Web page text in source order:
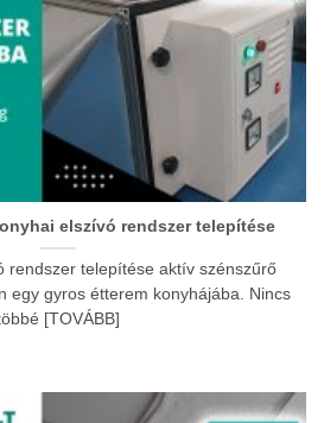
elszívó rendszer telepítése
rendszer telepítése aktív szénszűrő
egy gyros étterem konyhájába. Nincs
[TOVÁBB]